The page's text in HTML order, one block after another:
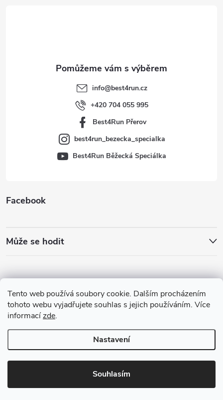
Tento web používá soubory cookie. Dalším procházením
tohoto webu vyjadřujete souhlas s jejich používáním. Více
informacízde.
Nastavení
Souhlasím
Facebook
Může se hodit
info@best4run.cz
+420 704 055 995
Best4Run Přerov
best4run_bezecka_specialka
Best4Run Běžecká Speciálka
Copyright 2026Best4Run Běžecká speciálka. Všechna práva vyhrazena.